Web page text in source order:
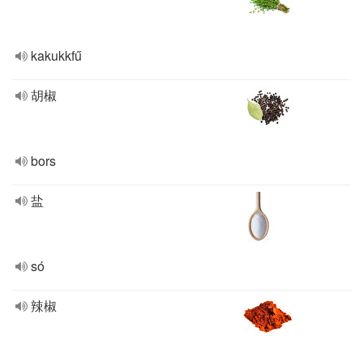
kakukkfű
胡椒
bors
盐
só
辣椒